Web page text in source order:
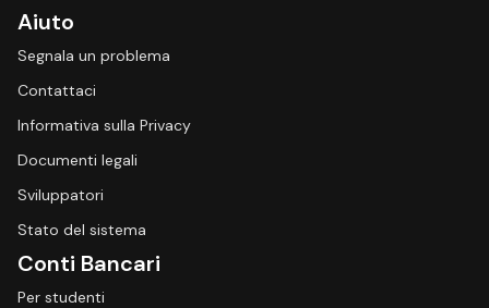
Aiuto
Segnala un problema
Contattaci
Informativa sulla Privacy
Documenti legali
Sviluppatori
Stato del sistema
Conti Bancari
Per studenti